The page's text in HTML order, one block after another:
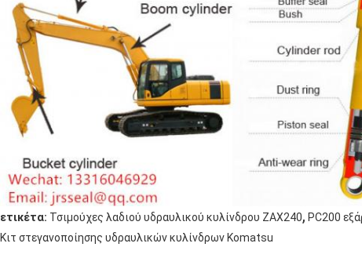
ετικέτα: Τσιμούχες λαδιού υδραυλικού κυλίνδρου ZAX240, PC200
Κιτ στεγανοποίησης υδραυλικών κυλίνδρων Komatsu